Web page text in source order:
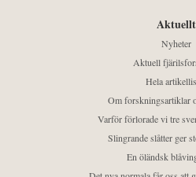
Aktuellt
Nyheter
Aktuell
Hela
Om forskningsartiklar
Varför förlorade vi tre
Slingrande slåtter ger
En öländsk